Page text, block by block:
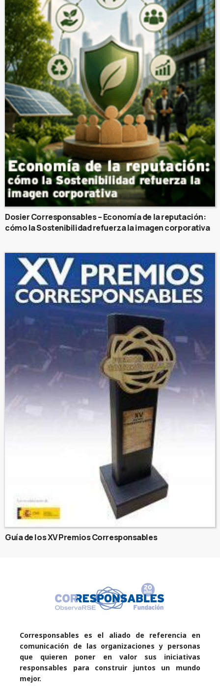
Dosier Corresponsables – Economía de la reputación:
cómo la Sostenibilidad refuerza la imagen corporativa
Guía de los XV Premios Corresponsables
Corresponsables es el aliado de referencia en
comunicación de las organizaciones y personas
que quieren poner en valor sus iniciativas
responsables para construir juntos un mundo
mejor.